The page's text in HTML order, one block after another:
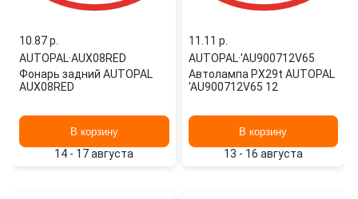
10.87 p.
AUTOPAL·AUX08RED
Фонарь задний AUTOPAL
AUX08RED
В корзину
14 - 17 августа
11.11 p.
AUTOPAL·'AU900712V65
Автолампа PX29t AUTOPAL
'AU900712V65 12
В корзину
13 - 16 августа